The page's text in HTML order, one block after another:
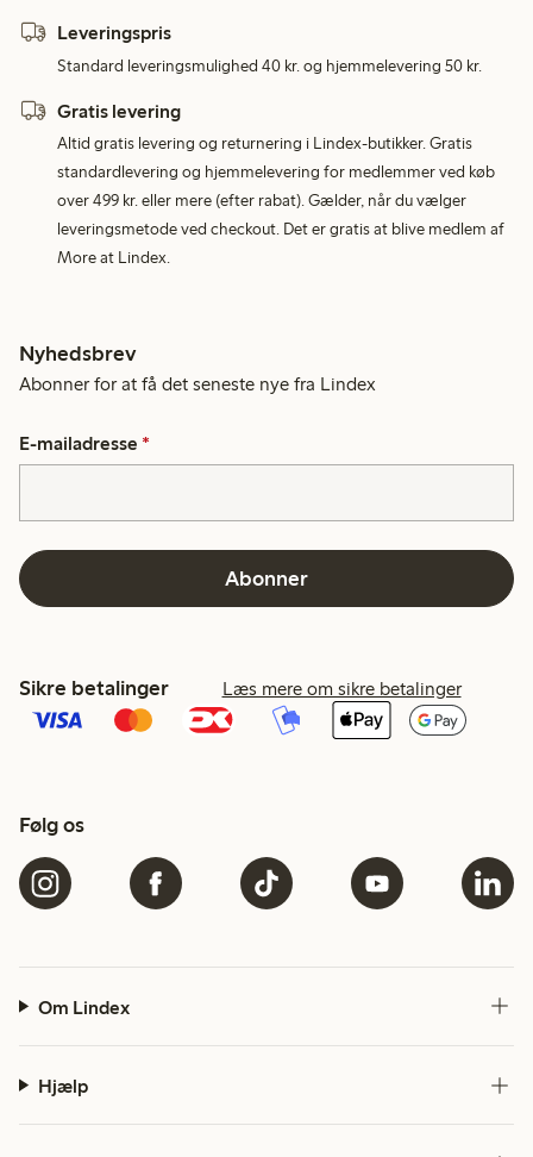
Leveringspris
Standard leveringsmulighed 40 kr. og hjemmelevering 50 kr.
Gratis levering
Altid gratis levering og returnering i Lindex-butikker. Gratis
standardlevering og hjemmelevering for medlemmer ved køb
over 499 kr. eller mere (efter rabat). Gælder, når du vælger
leveringsmetode ved checkout. Det er gratis at blive medlem af
More at Lindex.
Nyhedsbrev
Abonner for at få det seneste nye fra Lindex
E-mailadresse *
Abonner
Sikre betalinger Læs mere om sikre betalinger
Følg os
Om Lindex
Hjælp